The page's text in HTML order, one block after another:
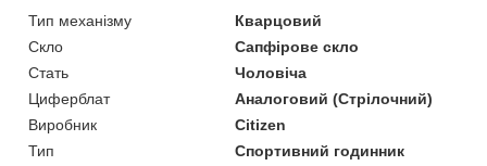
Тип механізму
Кварцовий
Скло
Сапфірове скло
Стать
Чоловіча
Циферблат
Аналоговий (Стрілочний)
Виробник
Citizen
Тип
Спортивний годинник